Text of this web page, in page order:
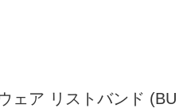
ェア リストバンド (BU